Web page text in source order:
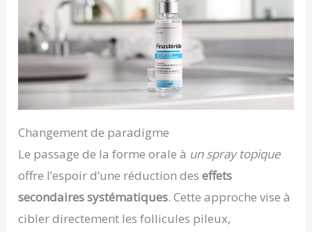
Changement de paradigme
Le passage de la forme orale à un spray topique
offre l’espoir d’une réduction deseffets
secondaires systématiques. Cette approche vise à
cibler directement les follicules pileux,